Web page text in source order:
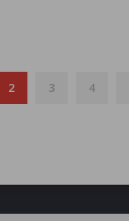
2 3 4